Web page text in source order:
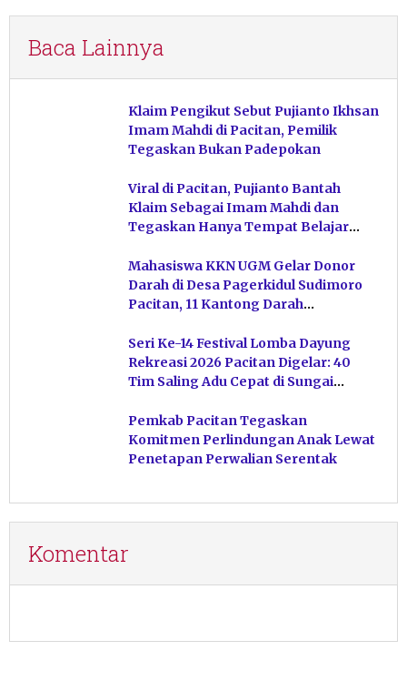
Baca Lainnya
Klaim Pengikut Sebut Pujianto Ikhsan
Imam Mahdi di Pacitan, Pemilik
Tegaskan Bukan Padepokan
Viral di Pacitan, Pujianto Bantah
Klaim Sebagai Imam Mahdi dan
Tegaskan Hanya Tempat Belajar
Mahasiswa KKN UGM Gelar Donor
Darah di Desa Pagerkidul Sudimoro
Pacitan, 11 Kantong Darah
Seri Ke-14 Festival Lomba Dayung
Rekreasi 2026 Pacitan Digelar: 40
Tim Saling Adu Cepat di Sungai
Pemkab Pacitan Tegaskan
Komitmen Perlindungan Anak Lewat
Penetapan Perwalian Serentak
Komentar